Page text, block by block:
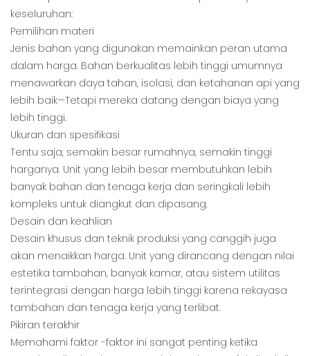
keseluruhan:
Pemilihan materi
Jenis bahan yang digunakan memainkan peran utama
dalam harga. Bahan berkualitas lebih tinggi umumnya
menawarkan daya tahan, isolasi, dan ketahanan api yang
lebih baik—Tetapi mereka datang dengan biaya yang
lebih tinggi.
Ukuran dan spesifikasi
Tentu saja, semakin besar rumahnya, semakin tinggi
harganya. Unit yang lebih besar membutuhkan lebih
banyak bahan dan tenaga kerja dan seringkali lebih
kompleks untuk diangkut dan dipasang.
Desain dan keahlian
Desain khusus dan teknik produksi yang canggih juga
akan menaikkan harga. Unit yang dirancang dengan nilai
estetika tambahan, banyak kamar, atau sistem utilitas
terintegrasi dengan harga lebih tinggi karena rekayasa
tambahan dan tenaga kerja yang terlibat.
Pikiran terakhir
Memahami faktor -faktor ini sangat penting ketika